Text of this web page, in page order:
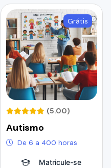
Grátis
(5.00)
Autismo
De 6 a 400 horas
Matricule-se